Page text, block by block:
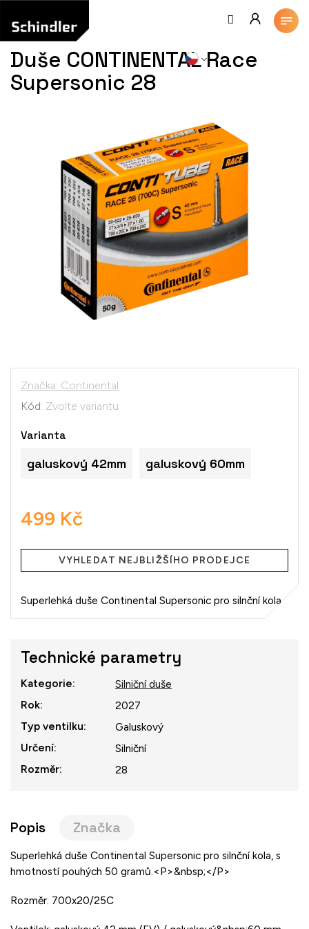
obsah
Duše CONTINENTAL Race
Supersonic 28
Značka: Continental
Kód: Zvolte variantu
499 Kč
cena:
VYHLEDAT NEJBLIŽŠÍHO PRODEJCE
Varianta
galuskový 42mm galuskový 60mm
Superlehká duše Continental Supersonic pro silnční kola.
Technické parametry
Kategorie:
Silniční duše
Rok:
2027
Typ ventilku:
Galuskový
Určení:
Silniční
Rozměr: 28
Popis Značka
Superlehká duše Continental Supersonic pro silnční kola, s
hmotností pouhých 50 gramů.<P>&nbsp;</P>
Rozměr: 700x20/25C